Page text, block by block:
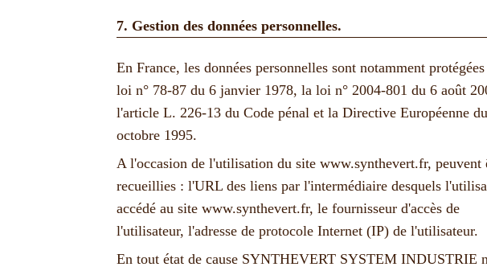
7. Gestion des données personnelles.
En France, les données personnelles sont notamment
loi n° 78-87 du 6 janvier 1978, la loi n° 2004-801 du 6 août
l'article L. 226-13 du Code pénal et la Directive Européenne
octobre 1995.
A l'occasion de l'utilisation du site www.synthevert.fr, peuvent
recueillies : l'URL des liens par l'intermédiaire desquels
accédé au site www.synthevert.fr, le fournisseur d'accès de
l'utilisateur, l'adresse de protocole Internet (IP) de l'utilisateur.
En tout état de cause SYNTHEVERT SYSTEM INDUSTRIE